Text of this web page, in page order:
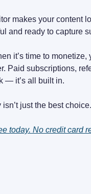
makes your content
and ready to capture
it’s time to
Paid subscriptions,
— it’s all built in.
just the best
today. No credit card